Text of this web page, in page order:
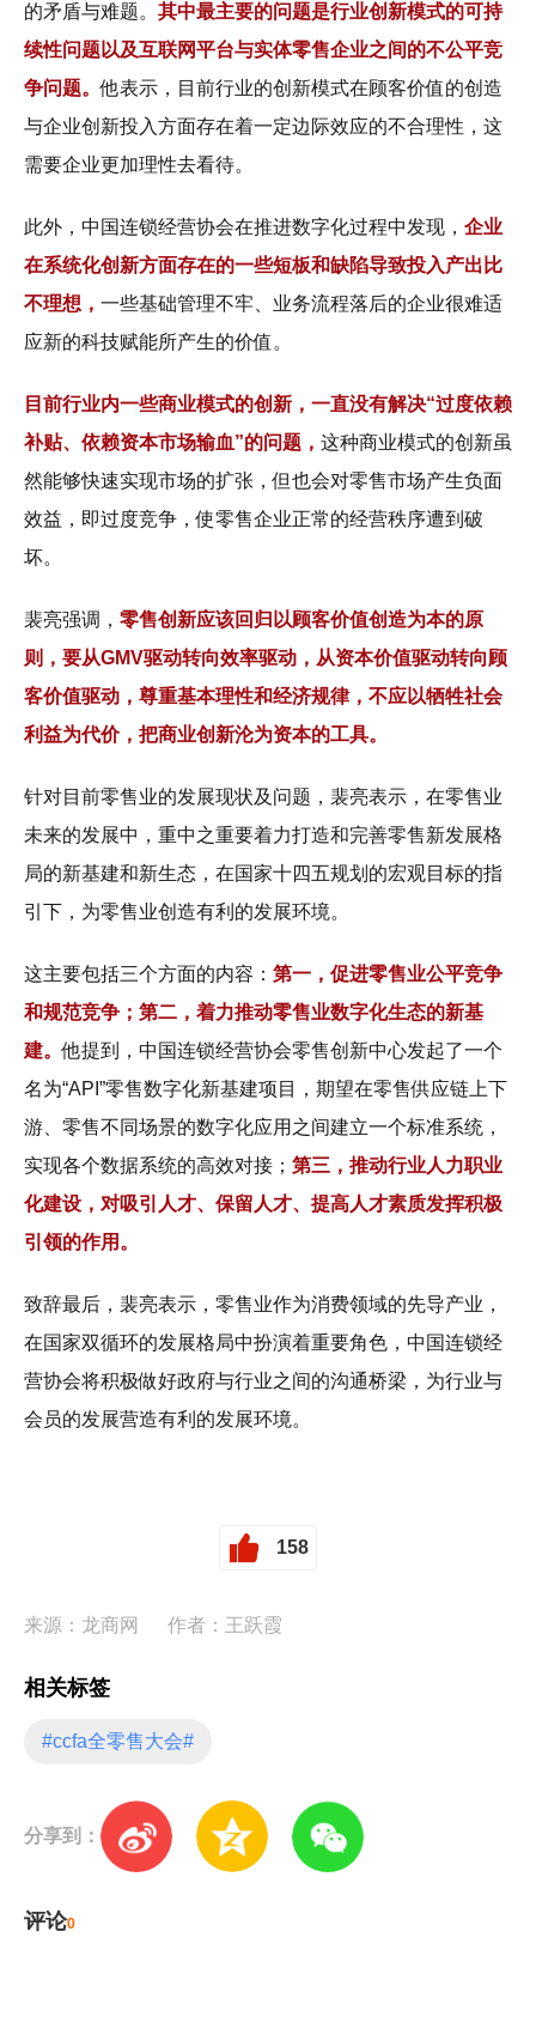
的矛盾与难题。 其中最主要的问题是行业创新模式的可持
续性问题以及互联网平台与实体零售企业之间的不公平竞
争问题。他表示，目前行业的创新模式在顾客价值的创造
与企业创新投入方面存在着一定边际效应的不合理性，这
需要企业更加理性去看待。
此外，中国连锁经营协会在推进数字化过程中发现， 企业
在系统化创新方面存在的一些短板和缺陷导致投入产出比
不理想， 一些基础管理不牢、业务流程落后的企业很难适
应新的科技赋能所产生的价值。
目前行业内一些商业模式的创新，一直没有解决“过度依赖
补贴、依赖资本市场输血”的问题， 这种商业模式的创新虽
然能够快速实现市场的扩张，但也会对零售市场产生负面
效益，即过度竞争，使零售企业正常的经营秩序遭到破
坏。
裴亮强调， 零售创新应该回归以顾客价值创造为本的原
则，要从GMV驱动转向效率驱动，从资本价值驱动转向顾
客价值驱动，尊重基本理性和经济规律，不应以牺牲社会
利益为代价，把商业创新沦为资本的工具。
针对目前零售业的发展现状及问题，裴亮表示，在零售业
未来的发展中，重中之重要着力打造和完善零售新发展格
局的新基建和新生态，在国家十四五规划的宏观目标的指
引下，为零售业创造有利的发展环境。
这主要包括三个方面的内容： 第一，促进零售业公平竞争
和规范竞争；第二，着力推动零售业数字化生态的新基
建。他提到，中国连锁经营协会零售创新中心发起了一个
名为“API”零售数字化新基建项目，期望在零售供应链上下
游、零售不同场景的数字化应用之间建立一个标准系统，
实现各个数据系统的高效对接； 第三，推动行业人力职业
化建设，对吸引人才、保留人才、提高人才素质发挥积极
引领的作用。
致辞最后，裴亮表示，零售业作为消费领域的先导产业，
在国家双循环的发展格局中扮演着重要角色，中国连锁经
营协会将积极做好政府与行业之间的沟通桥梁，为行业与
会员的发展营造有利的发展环境。
158
来源：龙商网 作者：王跃霞
相关标签
#ccfa全零售大会#
分享到：
评论0